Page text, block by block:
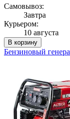
Самовывоз:
Завтра
Курьером:
10 августа
В корзину
Бензиновый